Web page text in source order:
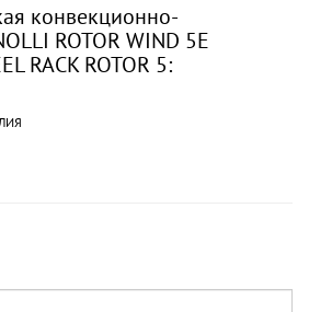
конвекционно-
ROTOR WIND 5E
RACK ROTOR 5: